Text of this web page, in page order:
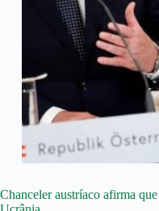
Chanceler austríaco afirma